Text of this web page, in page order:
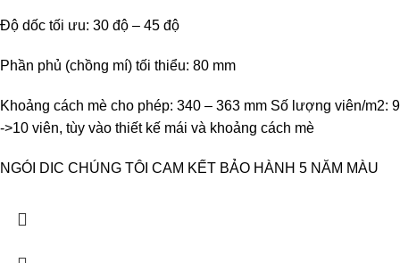
Độ dốc tối ưu: 30 độ – 45 độ
Phần phủ (chồng mí) tối thiểu: 80 mm
Khoảng cách mè cho phép: 340 – 363 mm Số lượng viên/m2: 9
->10 viên, tùy vào thiết kế mái và khoảng cách mè
NGÓI DIC CHÚNG TÔI CAM KẾT BẢO HÀNH 5 NĂM MÀU